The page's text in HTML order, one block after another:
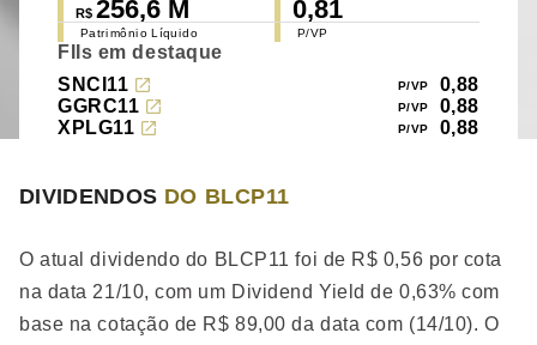
R$ 256,6 M
Patrimônio Líquido
0,81
P/VP
FIIs em destaque
SNCI11
0,88
GGRC11
0,88
XPLG11
0,88
DIVIDENDOS DO BLCP11
O atual dividendo do BLCP11 foi de R$ 0,56 por cota
na data 21/10, com um Dividend Yield de 0,63% com
base na cotação de R$ 89,00 da data com (14/10). O